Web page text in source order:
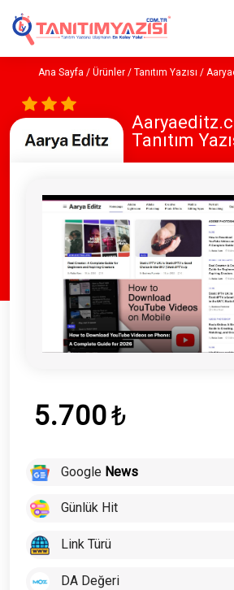
Ana Sayfa / Ürünler / Tanıtım Yazısı /
Tanıtım
5.700₺
Google News
Günlük Hit
Link Türü
DA Değeri